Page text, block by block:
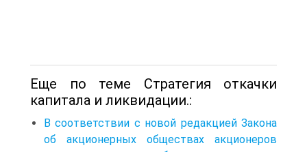
Еще по теме Стратегия откачки
капитала и ликвидации.:
В соответствии с новой редакцией Закона
об акционерных обществах акционеров